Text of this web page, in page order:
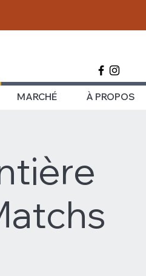
MARCHÉ À PROPOS